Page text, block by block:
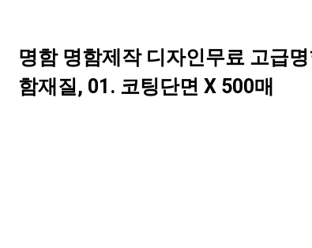
명함 명함제작 디자인무료 고급
함재질, 01. 코팅단면 X 500매